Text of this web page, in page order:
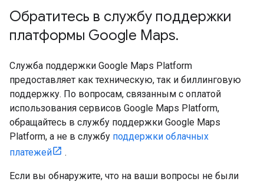
Обратитесь в службу поддержки
платформы Google Maps.
Служба поддержки Google Maps Platform
предоставляет как техническую, так и биллинговую
поддержку. По вопросам, связанным с оплатой
использования сервисов Google Maps Platform,
обращайтесь в службу поддержки Google Maps
Platform, а не в службу поддержки облачных
платежей
.
Если вы обнаружите, что на ваши вопросы не были